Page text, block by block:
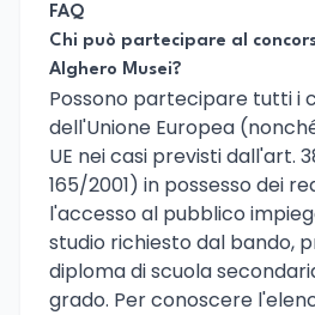
FAQ
Chi può partecipare al
Alghero Musei?
Possono partecipare tutti i
dell'Unione Europea
UE nei casi previsti dall'art.
165/2001) in possesso dei
l'accesso al pubblico
studio richiesto dal bando,
diploma di scuola
grado. Per conoscere